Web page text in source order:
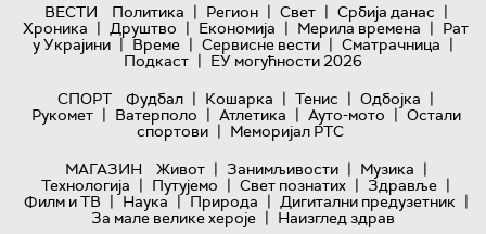
ВЕСТИ Политика | Регион | Свет | Србија данас |
Хроника | Друштво | Економија | Мерила времена | Рат
у Украјини | Време | Сервисне вести | Сматрачница |
Подкаст | ЕУ могућности 2026
СПОРТ
Фудбал | Кошарка | Тенис | Одбојка |
Рукомет | Ватерполо | Атлетика | Ауто-мото | Остали
спортови | Меморијал РТС
МАГАЗИН
Живот | Занимљивости | Музика |
Технологијa | Путујемо | Свет познатих | Здравље |
Филм и ТВ | Наука | Природа | Дигитални предузетник |
За мале велике хероје | Наизглед здрав